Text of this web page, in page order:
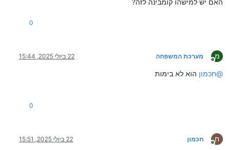
האם יש למישהו קומבינה לזה?
0
מ
מנותק
מערכת המשפחה 22 ביולי 2025, 15:44
@חכמון הוא לא בימות
0
ח
מנותק
חכמון 22 ביולי 2025, 15:51